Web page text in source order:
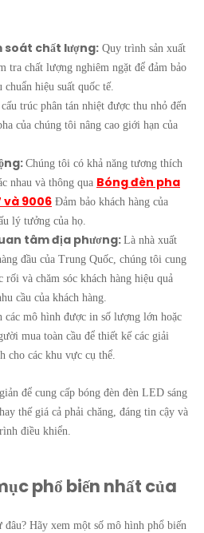
soát chất lượng: Quy trình sản xuất
tra chất lượng nghiêm ngặt để đảm bảo
hiệu suất quốc tế.
trúc phân tán nhiệt được thu nhỏ đến
của chúng tôi nâng cao giới hạn của
Chúng tôi có khả năng tương thích
nhau và thông qua Bóng đèn pha
và 9006 Đảm bảo khách hàng của
lý tưởng của họ.
tâm địa phương: Là nhà xuất
đầu của Trung Quốc, chúng tôi cung
rối và chăm sóc khách hàng hiệu quả
cầu của khách hàng.
các mô hình được in số lượng lớn hoặc
mua toàn cầu để thiết kế các giải
cho các khu vực cụ thể.
để cung cấp bóng đèn đèn LED sáng
thế giá cả phải chăng, đáng tin cậy và
điều khiển.
phổ biến nhất của
đâu? Hãy xem một số mô hình phổ biến